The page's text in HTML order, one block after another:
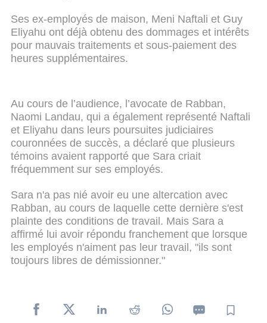
Ses ex-employés de maison, Meni Naftali et Guy
Eliyahu ont déjà obtenu des dommages et intérêts
pour mauvais traitements et sous-paiement des
heures supplémentaires.
Au cours de l’audience, l’avocate de Rabban,
Naomi Landau, qui a également représenté Naftali
et Eliyahu dans leurs poursuites judiciaires
couronnées de succès, a déclaré que plusieurs
témoins avaient rapporté que Sara criait
fréquemment sur ses employés.
Sara n'a pas nié avoir eu une altercation avec
Rabban, au cours de laquelle cette dernière s'est
plainte des conditions de travail. Mais Sara a
affirmé lui avoir répondu franchement que lorsque
les employés n'aiment pas leur travail, "ils sont
toujours libres de démissionner."